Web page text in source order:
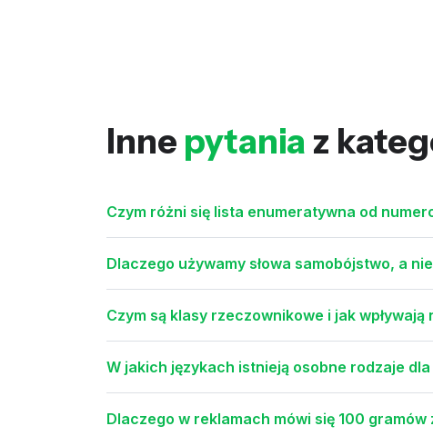
Inne pytania z
Czym różni się lista enumeratywna od
Dlaczego używamy słowa samobójstwo, a
Czym są klasy rzeczownikowe i jak
W jakich językach istnieją osobne rodzaje
Dlaczego w reklamach mówi się 100 gramów